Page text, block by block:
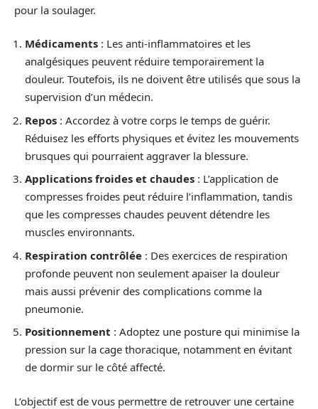
pour la soulager.
Médicaments : Les anti-inflammatoires et les
analgésiques peuvent réduire temporairement la
douleur. Toutefois, ils ne doivent être utilisés que sous la
supervision d’un médecin.
Repos : Accordez à votre corps le temps de guérir.
Réduisez les efforts physiques et évitez les mouvements
brusques qui pourraient aggraver la blessure.
Applications froides et chaudes : L’application de
compresses froides peut réduire l’inflammation, tandis
que les compresses chaudes peuvent détendre les
muscles environnants.
Respiration contrôlée : Des exercices de respiration
profonde peuvent non seulement apaiser la douleur
mais aussi prévenir des complications comme la
pneumonie.
Positionnement : Adoptez une posture qui minimise la
pression sur la cage thoracique, notamment en évitant
de dormir sur le côté affecté.
L’objectif est de vous permettre de retrouver une certaine